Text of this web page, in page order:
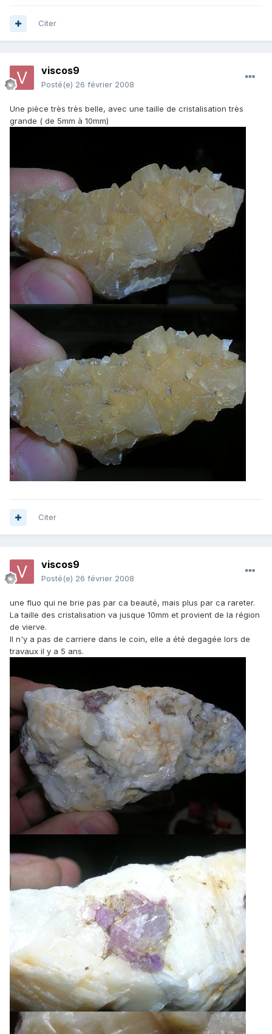
Citer
viscos9
Posté(e) 26 février 2008
Une pièce très très belle, avec une taille de cristalisation très
grande ( de 5mm à 10mm)
Citer
viscos9
Posté(e) 26 février 2008
une fluo qui ne brie pas par ca beauté, mais plus par ca rareter.
La taille des cristalisation va jusque 10mm et provient de la région
de vierve.
Il n'y a pas de carriere dans le coin, elle a été degagée lors de
travaux il y a 5 ans.